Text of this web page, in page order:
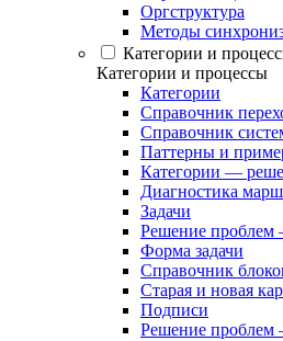
Оргструктура
Методы
Категории и
Категории и процессы
Категории
Справочник
Справочник
Паттерны и
Категории —
Диагностика
Задачи
Решение
Форма задачи
Справочник
Старая и новая
Подписи
Решение